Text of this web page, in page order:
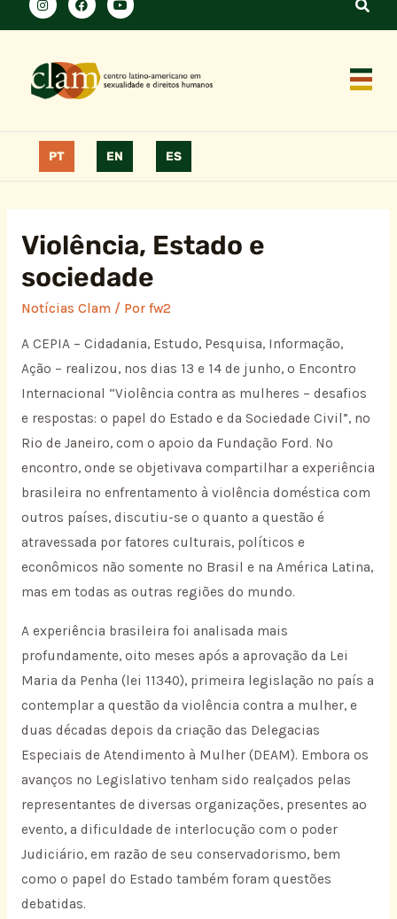
PT EN ES
Violência, Estado e
sociedade
Notícias Clam/ Por fw2
A CEPIA – Cidadania, Estudo, Pesquisa, Informação,
Ação – realizou, nos dias 13 e 14 de junho, o Encontro
Internacional “Violência contra as mulheres – desafios
e respostas: o papel do Estado e da Sociedade Civil”, no
Rio de Janeiro, com o apoio da Fundação Ford. No
encontro, onde se objetivava compartilhar a experiência
brasileira no enfrentamento à violência doméstica com
outros países, discutiu-se o quanto a questão é
atravessada por fatores culturais, políticos e
econômicos não somente no Brasil e na América Latina,
mas em todas as outras regiões do mundo.
A experiência brasileira foi analisada mais
profundamente, oito meses após a aprovação da Lei
Maria da Penha (lei 11340), primeira legislação no país a
contemplar a questão da violência contra a mulher, e
duas décadas depois da criação das Delegacias
Especiais de Atendimento à Mulher (DEAM). Embora os
avanços no Legislativo tenham sido realçados pelas
representantes de diversas organizações, presentes ao
evento, a dificuldade de interlocução com o poder
Judiciário, em razão de seu conservadorismo, bem
como o papel do Estado também foram questões
debatidas.